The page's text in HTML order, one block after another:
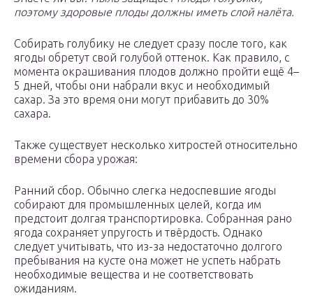
поэтому здоровые плоды должны иметь слой налёта.
Собирать голубику не следует сразу после того, как
ягоды обретут свой голубой оттенок. Как правило, с
момента окрашивания плодов должно пройти ещё 4–
5 дней, чтобы они набрали вкус и необходимый
сахар. За это время они могут прибавить до 30%
сахара.
Также существует несколько хитростей относительно
времени сбора урожая:
Ранний сбор. Обычно слегка недоспевшие ягоды
собирают для промышленных целей, когда им
предстоит долгая транспортировка. Собранная рано
ягода сохраняет упругость и твёрдость. Однако
следует учитывать, что из-за недостаточно долгого
пребывания на кусте она может не успеть набрать
необходимые вещества и не соответствовать
ожиданиям.